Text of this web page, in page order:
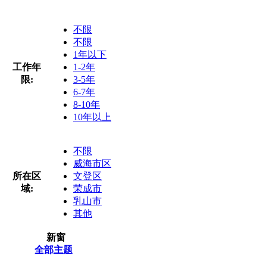
工作年
限:
不限
不限
1年以下
1-2年
3-5年
6-7年
8-10年
10年以上
所在区
域:
不限
威海市区
文登区
荣成市
乳山市
其他
新窗
全部主题